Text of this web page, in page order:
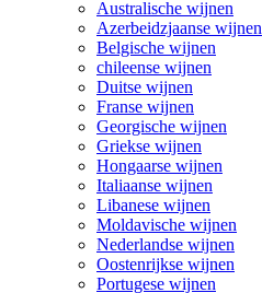
Australische wijnen
Azerbeidzjaanse wijnen
Belgische wijnen
chileense wijnen
Duitse wijnen
Franse wijnen
Georgische wijnen
Griekse wijnen
Hongaarse wijnen
Italiaanse wijnen
Libanese wijnen
Moldavische wijnen
Nederlandse wijnen
Oostenrijkse wijnen
Portugese wijnen